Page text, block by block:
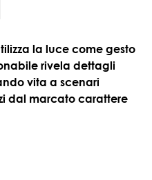
la luce come gesto
rivela dettagli
vita a scenari
dal marcato carattere